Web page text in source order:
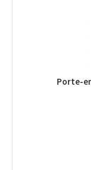
Porte-